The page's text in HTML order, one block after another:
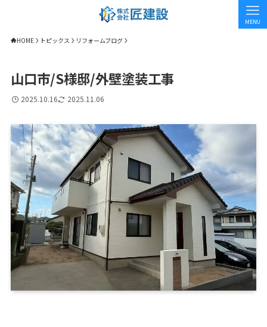
MENU
HOME トピックス リフォームブログ
山口市/S様邸/外壁塗装工事
2025.10.16 2025.11.06